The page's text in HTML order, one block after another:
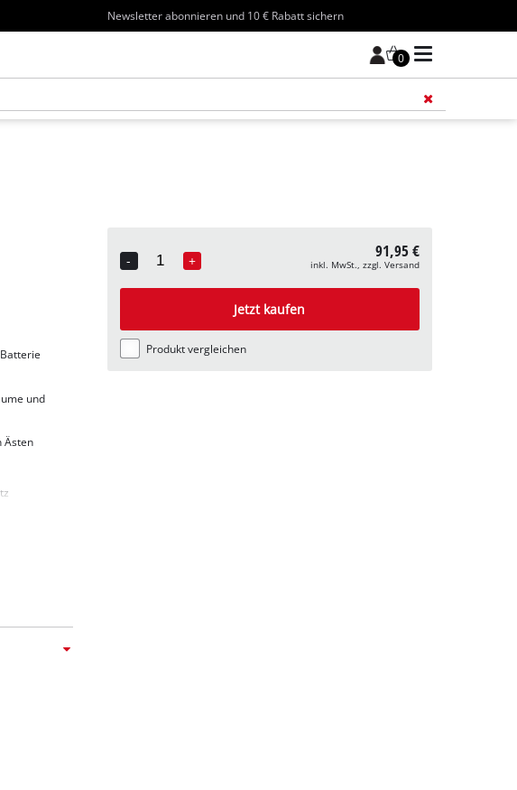
Newsletter abonnieren und 10 € Rabatt sichern
0
und
Ästen
-
Quantity
+ 91,95 €
inkl. MwSt., zzgl. Versand
Jetzt kaufen
Produkt vergleichen